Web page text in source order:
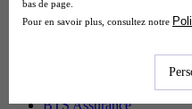
Master Management
CAP Esthétique
BTS Communication
BTS Assurance
bas de page.
Pour en savoir plus, consultez notre